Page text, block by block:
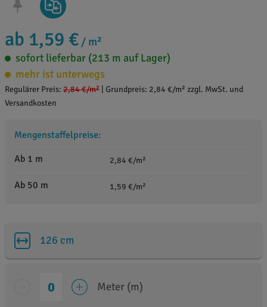
ab 1,59 € / m²
sofort lieferbar (213 m auf Lager)
mehr ist unterwegs
Regulärer Preis: 2,84 €/m² Grundpreis: 2,84 €/m² zzgl. MwSt. und
Versandkosten
Mengenstaffelpreise:
Ab 1 m
2,84 €/m²
Ab 50 m 1,59 €/m²
126 cm
Meter (m)